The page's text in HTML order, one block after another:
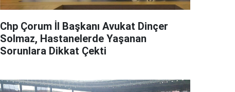
Chp Çorum İl Başkanı Avukat Dinçer
Solmaz, Hastanelerde Yaşanan
Sorunlara Dikkat Çekti